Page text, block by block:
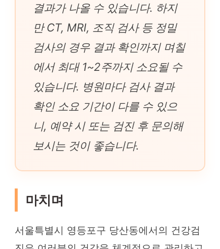
결과가 나올 수 있습니다. 하지
만 CT, MRI, 조직 검사 등 정밀
검사의 경우 결과 확인까지 며칠
에서 최대 1~2주까지 소요될 수
있습니다. 병원마다 검사 결과
확인 소요 기간이 다를 수 있으
니, 예약 시 또는 검진 후 문의해
보시는 것이 좋습니다.
마치며
서울특별시 영등포구 당산동에서의 건강검